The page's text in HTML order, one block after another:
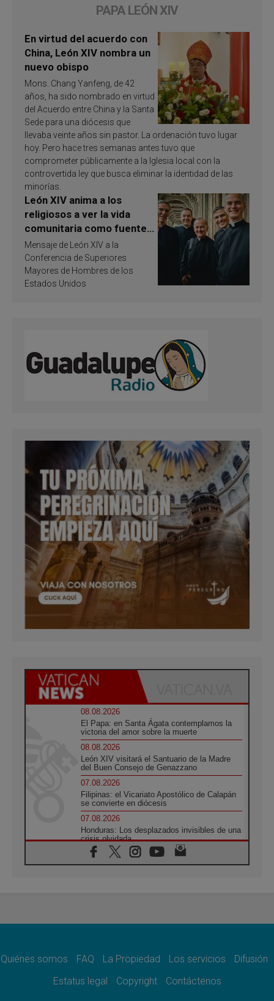
PAPA LEÓN XIV
En virtud del acuerdo con
China, León XIV nombra un
nuevo obispo
Mons. Chang Yanfeng, de 42
años, ha sido nombrado en virtud
del Acuerdo entre China y la Santa
Sede para una diócesis que
llevaba veinte años sin pastor. La ordenación tuvo lugar
hoy. Pero hace tres semanas antes tuvo que
comprometer públicamente a la Iglesia local con la
controvertida ley que busca eliminar la identidad de las
minorías.
León XIV anima a los
religiosos a ver la vida
comunitaria como fuente
de inspiración y
santificación
Mensaje de León XIV a la
Conferencia de Superiores
Mayores de Hombres de los
Estados Unidos
08.08.2026
El Papa: en Santa Ágata contemplamos la
victoria del amor sobre la muerte
08.08.2026
León XIV visitará el Santuario de la Madre
del Buen Consejo de Genazzano
07.08.2026
Filipinas: el Vicariato Apostólico de Calapán
se convierte en diócesis
07.08.2026
Honduras: Los desplazados invisibles de una
crisis olvidada
07.08.2026
Bokalic: "En Argentina el Papa León señalará
07.08.2026
07.08.2026
Universidades Católicas: «Exercises in
Empathy»
Quiénes somos FAQ La Propiedad Los servicios
Difusión
Estatus legal
Copyright Contáctenos